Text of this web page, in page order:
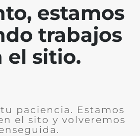
estamos
trabajos
el sitio.
paciencia. Estamos
el sito y volveremos